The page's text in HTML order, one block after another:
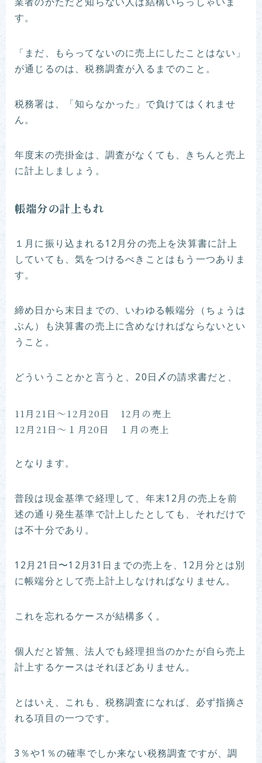
業者のかただと知らない人は結構いらっしゃいま
す。
「まだ、もらってないのに売上にしたことはない」
が通じるのは、税務調査が入るまでのこと。
税務署は、「知らなかった」で負けてはくれませ
ん。
年度末の売掛金は、調査がなくても、きちんと売上
に計上しましょう。
帳端分の計上もれ
１月に振り込まれる12月分の売上を決算書に計上
していても、気をつけるべきことはもう一つありま
す。
締め日から末日までの、いわゆる帳端分（ちょうは
ぶん）も決算書の売上に含めなければならないとい
うこと。
どういうことかと言うと、20日〆の請求書だと、
11月21日〜12月20日 12月の売上
12月21日〜１月20日 １月の売上
となります。
普段は現金基準で経理して、年末12月の売上を前
述の通り発生基準で計上したとしても、それだけで
は不十分であり。
12月21日〜12月31日までの売上を、12月分とは別
に帳端分として売上計上しなければなりません。
これを忘れるケースが結構多く。
個人だと皆無、法人でも経理担当のかたが自ら売上
計上するケースはそれほどありません。
とはいえ、これも、税務調査になれば、必ず指摘さ
れる項目の一つです。
3％や1％の確率でしか来ない税務調査ですが、調